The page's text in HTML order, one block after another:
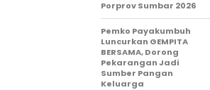
Porprov Sumbar 2026
Pemko Payakumbuh
Luncurkan GEMPITA
BERSAMA, Dorong
Pekarangan Jadi
Sumber Pangan
Keluarga